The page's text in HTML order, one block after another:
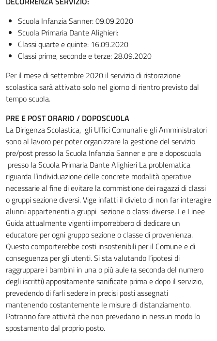
Scuola Infanzia Sanner: 09.09.2020
Scuola Primaria Dante Alighieri:
Classi quarte e quinte: 16.09.2020
Classi prime, seconde e terze: 28.09.2020
Per il mese di settembre 2020 il servizio di ristorazione
scolastica sarà attivato solo nel giorno di rientro previsto dal
tempo scuola.
PRE E POST ORARIO / DOPOSCUOLA
La Dirigenza Scolastica, gli Uffici Comunali e gli Amministratori
sono al lavoro per poter organizzare la gestione del servizio
pre/post presso la Scuola Infanzia Sanner e pre e doposcuola
presso la Scuola Primaria Dante Alighieri La problematica
riguarda l’individuazione delle concrete modalità operative
necessarie al fine di evitare la commistione dei ragazzi di classi
o gruppi sezione diversi. Vige infatti il divieto di non far interagire
alunni appartenenti a gruppi sezione o classi diverse. Le Linee
Guida attualmente vigenti imporrebbero di dedicare un
educatore per ogni gruppo sezione o classe di provenienza.
Questo comporterebbe costi insostenibili per il Comune e di
conseguenza per gli utenti. Si sta valutando l’ipotesi di
raggruppare i bambini in una o più aule (a seconda del numero
degli iscritti) appositamente sanificate prima e dopo il servizio,
prevedendo di farli sedere in precisi posti assegnati
mantenendo costantemente le misure di distanziamento.
Potranno fare attività che non prevedano in nessun modo lo
spostamento dal proprio posto.